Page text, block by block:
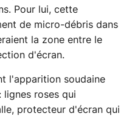
Pour lui, cette
de micro-débris dans
la zone entre le
d'écran.
l'apparition soudaine
lignes roses qui
protecteur d'écran qui